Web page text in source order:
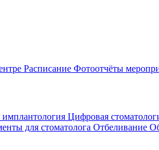
Расписание Фотоотчёты
Цифровая
для стоматолога Отбеливание